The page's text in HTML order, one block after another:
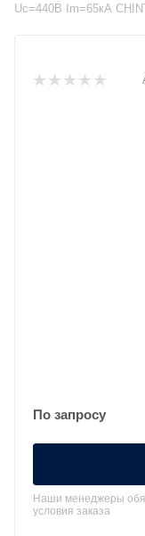
Uc=440В Im=65кА
По запросу
Наши менеджеры
условия заказа